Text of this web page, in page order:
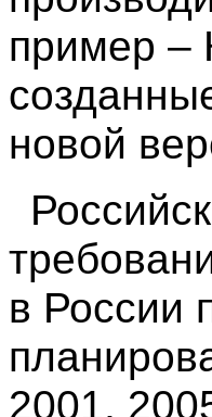
пример –
новой
в России
2001,